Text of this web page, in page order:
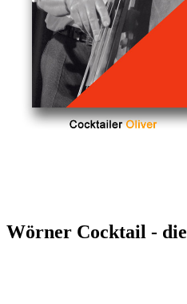
Wörner Cocktail - die